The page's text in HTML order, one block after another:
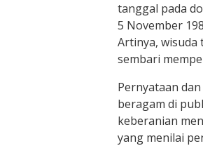
tanggal pada
5 November
Artinya, wisuda
sembari
Pernyataan
beragam di
keberanian
yang menilai